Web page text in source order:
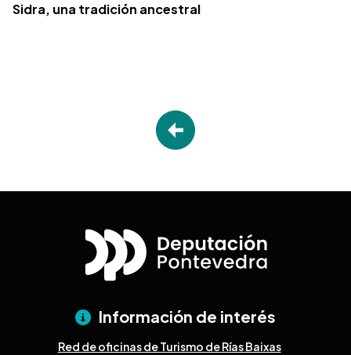
Sidra, una tradición ancestral
Información de interés
Red de oficinas de Turismo de Rías Baixas